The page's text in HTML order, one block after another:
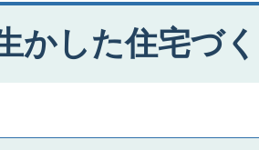
かした住宅づ